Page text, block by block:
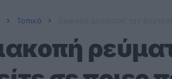
Τοπικά